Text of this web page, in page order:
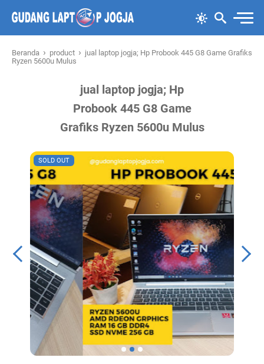
Beranda › product › jual laptop jogja; Hp Probook 445 G8 Game Grafiks
Ryzen 5600u Mulus
jual laptop jogja; Hp
Probook 445 G8 Game
Grafiks Ryzen 5600u Mulus
SOLD OUT